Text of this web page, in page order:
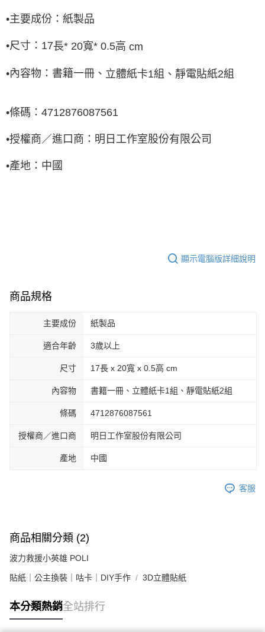
•主要成份：紙製品
•尺寸： 17長* 20寬* 0.5高 cm
•內容物： 書籍一冊、 立體紙卡1組、靜電貼紙2組
•條碼： 4712876087561
•授權商／進口商：明日工作室股份有限公司
•產地：中國
顯示電腦版詳細說明
商品規格
主要成份 紙製品
適合年齡 3歲以上
尺寸 17長 x 20寬 x 0.5高 cm
內容物 書籍一冊、立體紙卡1組、靜電貼紙2組
條碼 4712876087561
授權商／進口商 明日工作室股份有限公司
產地 中國
客服
商品相關分類 (2)
波力救援小英雄 POLI
貼紙｜公主換裝｜咕卡｜DIY手作 3D立體貼紙
本分類熱銷全站排行